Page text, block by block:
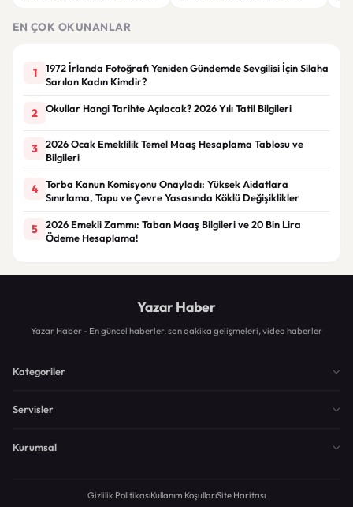
EN ÇOK OKUNANLAR
1
1972 İrlanda Fotoğrafı Yeniden Gündemde Sevgilisi İçin Silaha
Sarılan Kadın Kimdir?
2 Okullar Hangi Tarihte Açılacak? 2026 Yılı Tatil Bilgileri
3
2026 Ocak Emeklilik Temel Maaş Hesaplama Tablosu ve
Bilgileri
4
Torba Kanun Komisyonu Onayladı: Yüksek Aidatlara
Sınırlama, Tapu ve Çevre Yasasında Köklü Değişiklikler
5
2026 Emekli Zammı: Taban Maaş Bilgileri ve 20 Bin Lira
Ödeme Hesaplama!
Yazar Haber
Yazar Haber - En güncel haberler, son dakika gelişmeleri, video haberler
Kategoriler
Servisler
Kurumsal
Gizlilik PolitikasıKullanım KoşullarıSite Haritası